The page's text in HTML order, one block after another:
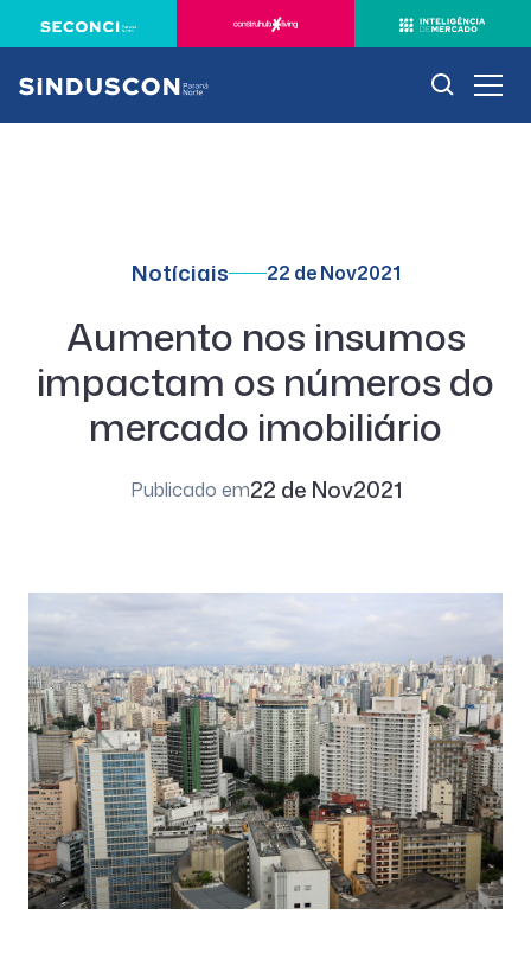
Notíciais 22 de Nov2021
Aumento nos insumos
impactam os números do
mercado imobiliário
Publicado em22 de Nov2021